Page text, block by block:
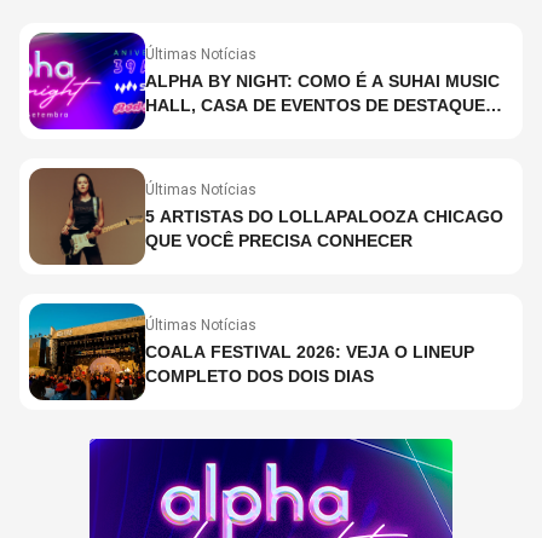
Últimas Notícias
ALPHA BY NIGHT: COMO É A SUHAI MUSIC
HALL, CASA DE EVENTOS DE DESTAQUE
Últimas Notícias
5 ARTISTAS DO LOLLAPALOOZA CHICAGO
QUE VOCÊ PRECISA CONHECER
Últimas Notícias
COALA FESTIVAL 2026: VEJA O LINEUP
COMPLETO DOS DOIS DIAS